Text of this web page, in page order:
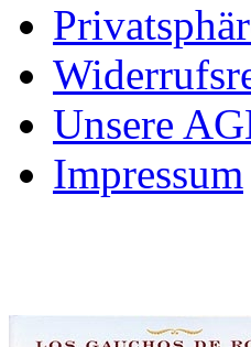
Unsere
Impressum